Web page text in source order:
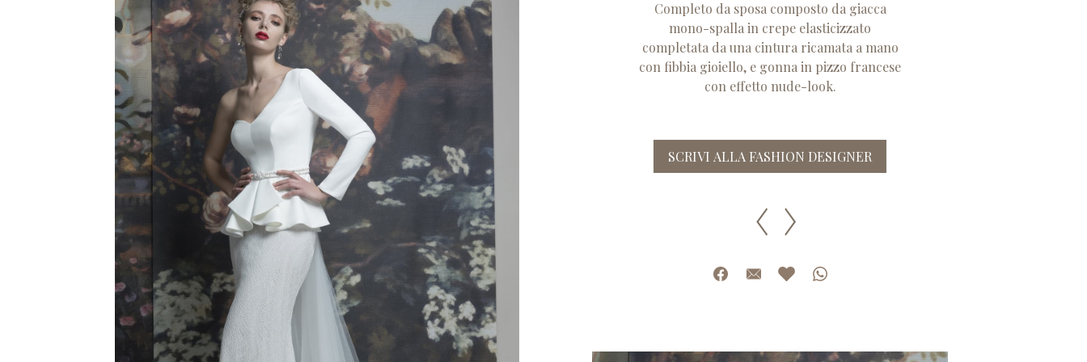
Completo da sposa composto da giacca
mono-spalla in crepe elasticizzato
completata da una cintura ricamata a mano
con fibbia gioiello, e gonna in pizzo francese
con effetto nude-look.
SCRIVI ALLA FASHION DESIGNER